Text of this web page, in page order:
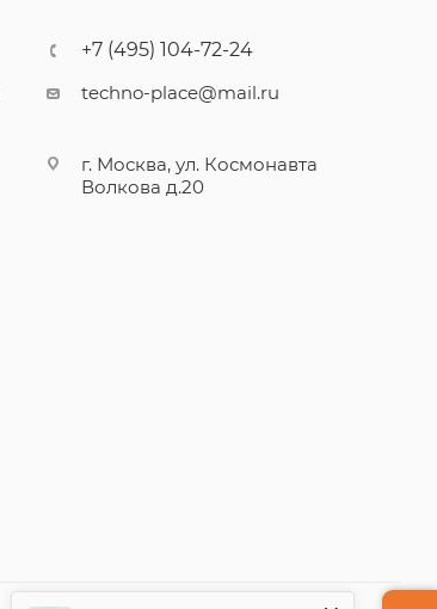
+7 (495) 104-72-24
techno-place@mail.ru
г. Москва, ул. Космонавта
Волкова д.20